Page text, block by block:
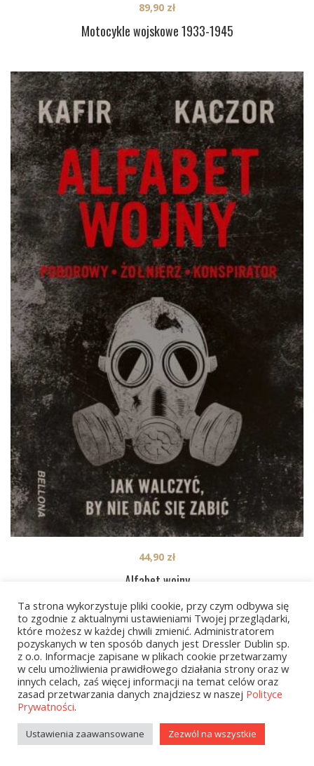
Motocykle wojskowe 1933-1945
89,90 zł
Alfabet wojny
44,90 zł
1 2 … 6 NEXT
Ta strona wykorzystuje pliki cookie, przy czym odbywa się
to zgodnie z aktualnymi ustawieniami Twojej przeglądarki,
które możesz w każdej chwili zmienić. Administratorem
pozyskanych w ten sposób danych jest Dressler Dublin sp.
z o.o. Informacje zapisane w plikach cookie przetwarzamy
w celu umożliwienia prawidłowego działania strony oraz w
innych celach, zaś więcej informacji na temat celów oraz
zasad przetwarzania danych znajdziesz w naszej Polityce
Prywatności.
Ustawienia zaawansowane Zezwól na wszystkie